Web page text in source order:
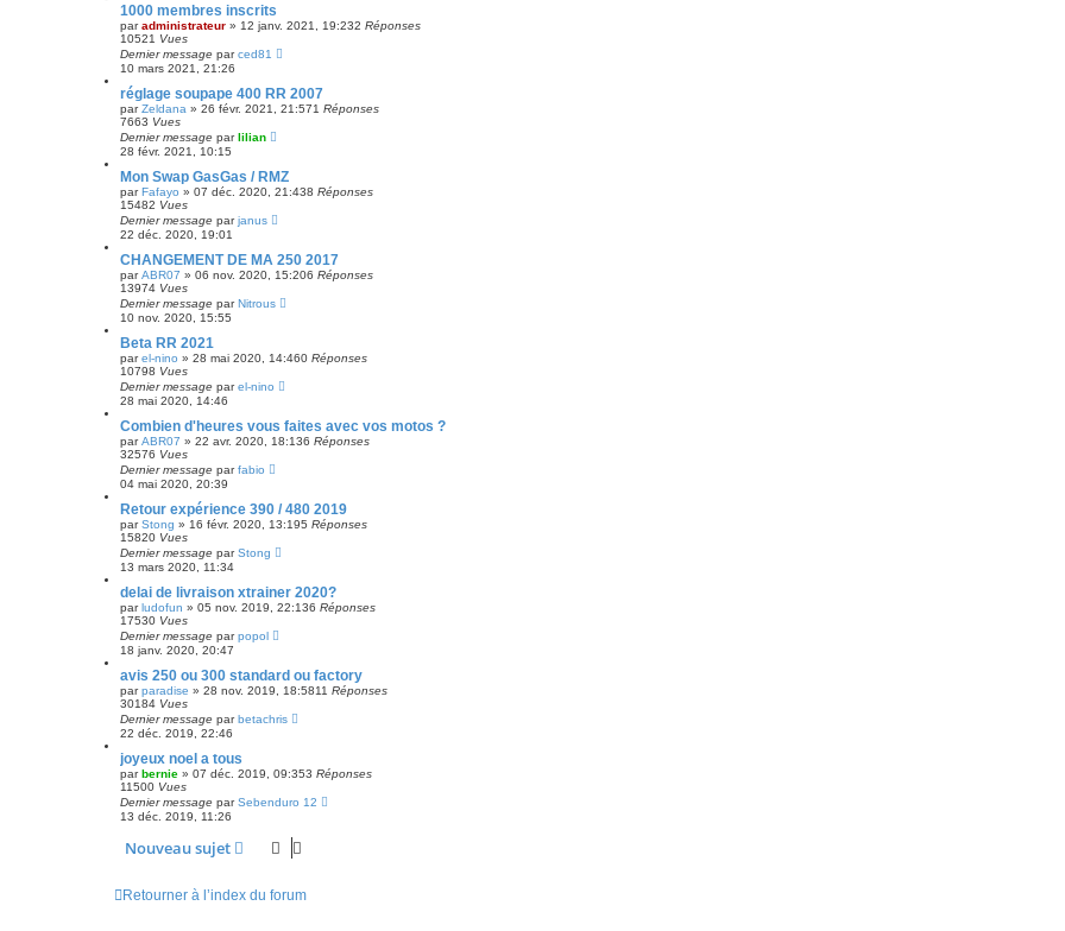
1000 membres inscrits
paradministrateur » 12 janv. 2021, 19:232 Réponses
10521 Vues
Dernier message parced81
10 mars 2021, 21:26
réglage soupape 400 RR 2007
parZeldana » 26 févr. 2021, 21:571 Réponses
7663 Vues
Dernier message parlilian
28 févr. 2021, 10:15
Mon Swap GasGas / RMZ
parFafayo » 07 déc. 2020, 21:438 Réponses
15482 Vues
Dernier message parjanus
22 déc. 2020, 19:01
CHANGEMENT DE MA 250 2017
parABR07 » 06 nov. 2020, 15:206 Réponses
13974 Vues
Dernier message parNitrous
10 nov. 2020, 15:55
Beta RR 2021
parel-nino » 28 mai 2020, 14:460 Réponses
10798 Vues
Dernier message parel-nino
28 mai 2020, 14:46
Combien d'heures vous faites avec vos motos ?
parABR07 » 22 avr. 2020, 18:136 Réponses
32576 Vues
Dernier message parfabio
04 mai 2020, 20:39
Retour expérience 390 / 480 2019
parStong » 16 févr. 2020, 13:195 Réponses
15820 Vues
Dernier message parStong
13 mars 2020, 11:34
delai de livraison xtrainer 2020?
parludofun » 05 nov. 2019, 22:136 Réponses
17530 Vues
Dernier message parpopol
18 janv. 2020, 20:47
avis 250 ou 300 standard ou factory
parparadise » 28 nov. 2019, 18:5811 Réponses
30184 Vues
Dernier message parbetachris
22 déc. 2019, 22:46
joyeux noel a tous
parbernie » 07 déc. 2019, 09:353 Réponses
11500 Vues
Dernier message parSebenduro 12
13 déc. 2019, 11:26
Nouveau sujet
Retourner à l’index du forum